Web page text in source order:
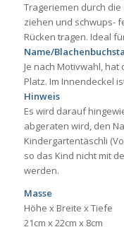
Trageriemen durch
ziehen und schwups-
Rücken tragen. Ideal
Name/
Je nach Motivwahl,
Platz. Im Innendeckel
Hinweis
Es wird darauf
abgeraten wird, den
Kindergartentäschli
so das Kind nicht mit
werden.
Masse
Höhe x Breite x Tiefe
21cm x 22cm x 8cm